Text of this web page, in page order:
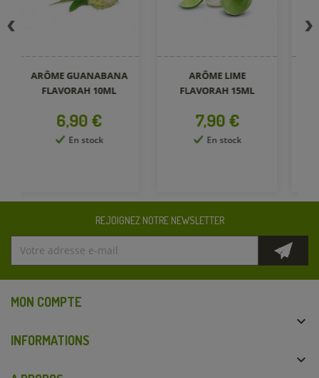
ARÔME LIME
FLAVORAH 15ML
Prix
7,90 €
En stock
ARÔME CRANBERRY
FLAVORAH 15ML
Prix
6,90 €
En stock
REJOIGNEZ NOTRE NEWSLETTER
MON COMPTE

INFORMATIONS
